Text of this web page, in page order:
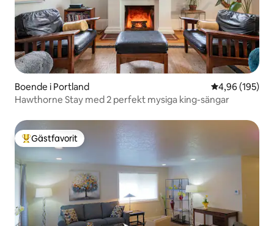
Boende i Portland 4,96 av 5 i
4,96 (195)
Hawthorne Stay med 2 perfekt mysiga king-sängar
Populär gästfavorit
Gästfavorit